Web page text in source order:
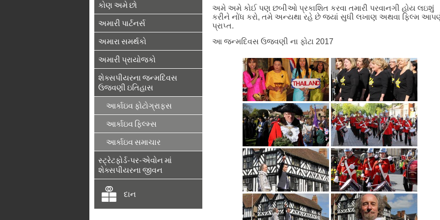
કોણ અમે છો
અમારી પાર્ટનર્સ
અમારા સમર્થકો
અમારી પ્રાયોજકો
શેક્સપીયરના જન્મદિવસ
ઉજવણી ઇતિહાસ
આર્કાઇવ ફોટોગ્રાફ્સ
આર્કાઇવ ફિલ્મ્સ
આર્કાઇવ સમાચાર
સ્ટ્રેટફોર્ડ-પર-એવોન માં
શેક્સપીયરના જીવન
દાન
અમે અમે કોઈ પણ છબીઓ પ્રકાશિત કરવા તમારી પરવાનગી હોય લઇશું
કરીને નોંધ કરો, તમે અન્યથા રહે છે જ્યાં સુધી લખાણ અથવા ફિલ્મ
પ્રાપ્ત.
આ જન્મદિવસ ઉજવણી ના ફોટા 2017